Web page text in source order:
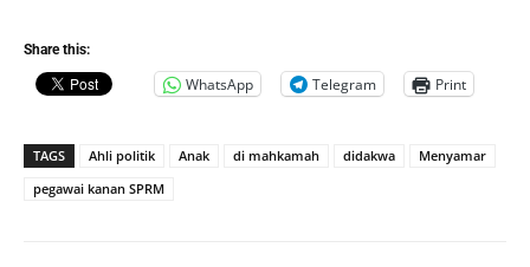
Share this:
WhatsApp Telegram Print
TAGS Ahli politik Anak di mahkamah didakwa
Menyamar
pegawai kanan SPRM